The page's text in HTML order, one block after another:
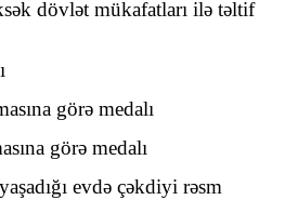
dövlət mükafatları ilə təltif
görə medalı
görə medalı
evdə çəkdiyi rəsm